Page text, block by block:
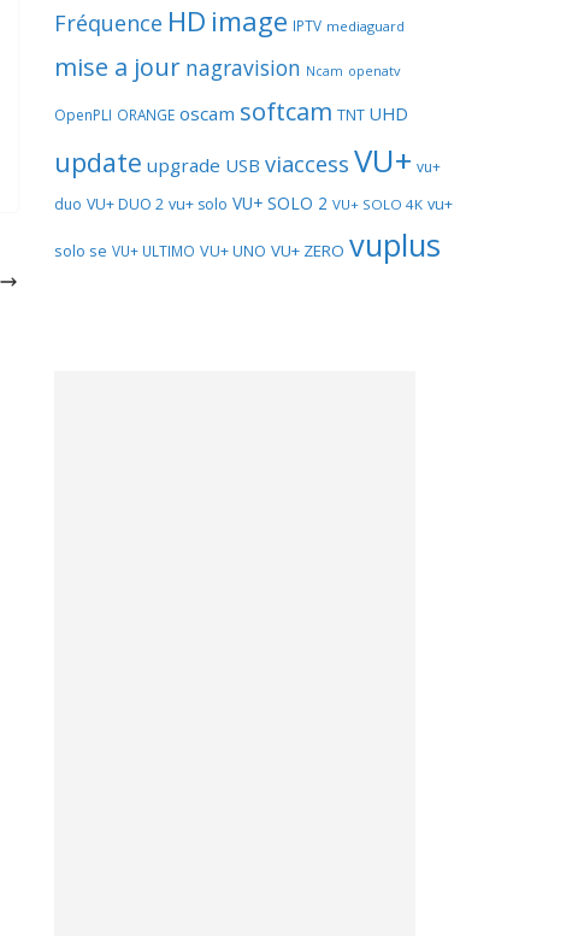
Fréquence HD image IPTV mediaguard
mise a jour nagravision Ncam openatv
OpenPLI ORANGE oscam softcam TNT UHD
update upgrade USB viaccess VU+ vu+
duo VU+ DUO 2 vu+ solo VU+ SOLO 2 VU+ SOLO 4K vu+
solo se VU+ ULTIMO VU+ UNO VU+ ZERO vuplus